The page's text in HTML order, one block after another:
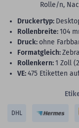
Rolle/n,
Druckertyp:
Rollenbreite:104
Druck: ohne
Formatgleich:
Rollenkern:1 Zoll
VE:475 Etiketten
DHL